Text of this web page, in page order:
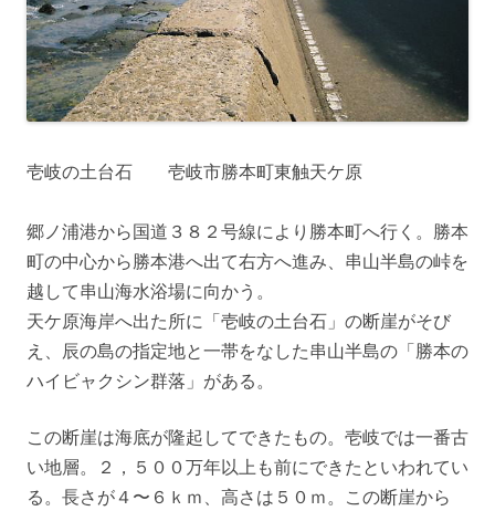
壱岐の土台石 壱岐市勝本町東触天ケ原
郷ノ浦港から国道３８２号線により勝本町へ行く。勝本
町の中心から勝本港へ出て右方へ進み、串山半島の峠を
越して串山海水浴場に向かう。
天ケ原海岸へ出た所に「壱岐の土台石」の断崖がそび
え、辰の島の指定地と一帯をなした串山半島の「勝本の
ハイビャクシン群落」がある。
この断崖は海底が隆起してできたもの。壱岐では一番古
い地層。２，５００万年以上も前にできたといわれてい
る。長さが４〜６ｋｍ、高さは５０ｍ。この断崖から